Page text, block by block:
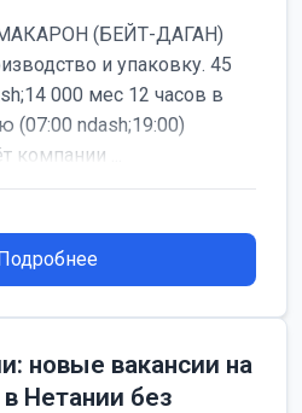
(БЕЙТ-ДАГАН)
и упаковку. 45
000 мес 12 часов в
(07:00 ndash;19:00)
компании ...
новые вакансии на
Нетании без